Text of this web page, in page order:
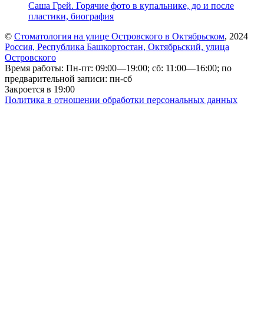
Саша Грей. Горячие фото в купальнике, до и после
пластики, биография
© Стоматология на улице Островского в Октябрьском, 2024
Россия, Республика Башкортостан, Октябрьский, улица
Островского
Время работы: Пн-пт: 09:00—19:00; сб: 11:00—16:00; по
предварительной записи: пн-сб
Закроется в 19:00
Политика в отношении обработки персональных данных